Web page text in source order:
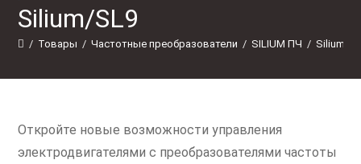
Silium/SL9
/ Товары / Частотные преобразователи / SILIUM ПЧ / Silium/
Откройте новые возможности управления
электродвигателями с преобразователями частоты